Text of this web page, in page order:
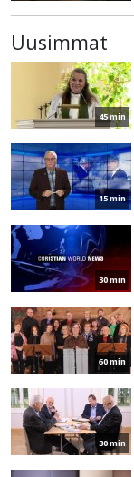
Uusimmat
45 min
15 min
30 min
60 min
30 min